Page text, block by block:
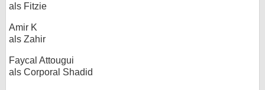
als Fitzie
Amir K
als Zahir
Faycal Attougui
als Corporal Shadid